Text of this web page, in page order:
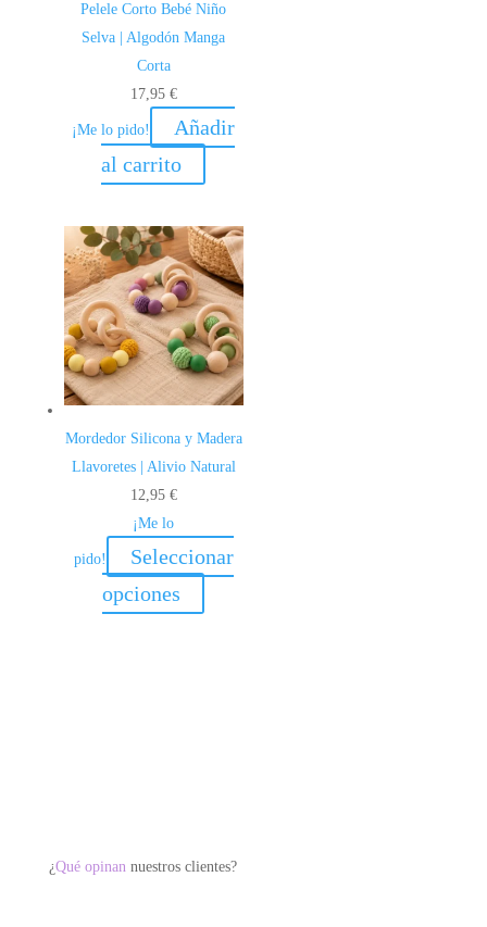
Pelele Corto Bebé Niño
Selva | Algodón Manga
Corta
17,95 €
¡Me lo pido!
Añadir
al carrito
Mordedor Silicona y Madera
Llavoretes | Alivio Natural
12,95 €
¡Me lo
pido!
Seleccionar
opciones
producto
en
¿Qué opinan nuestros clientes?